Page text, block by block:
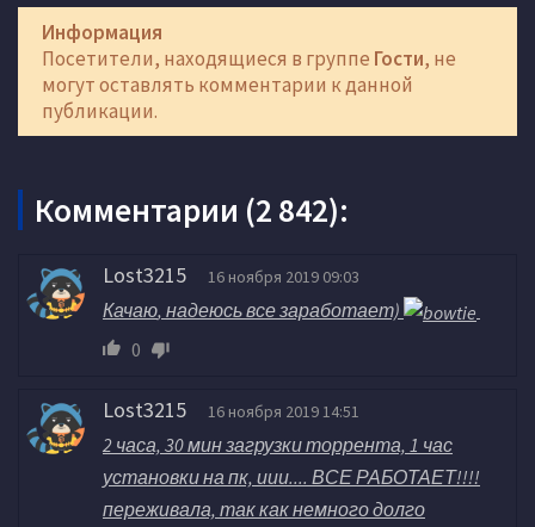
Информация
Посетители, находящиеся в группе Гости, не
могут оставлять комментарии к данной
публикации.
Комментарии (2 842):
Lost3215 16 ноября 2019 09:03
Качаю, надеюсь все заработает)
0
Lost3215 16 ноября 2019 14:51
2 часа, 30 мин загрузки торрента, 1 час
установки на пк, иии.... ВСЕ РАБОТАЕТ!!!!
переживала, так как немного долго